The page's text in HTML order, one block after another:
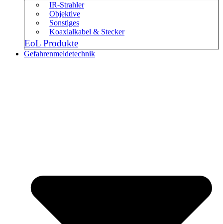
IR-Strahler
Objektive
Sonstiges
Koaxialkabel & Stecker
EoL Produkte
Gefahrenmeldetechnik